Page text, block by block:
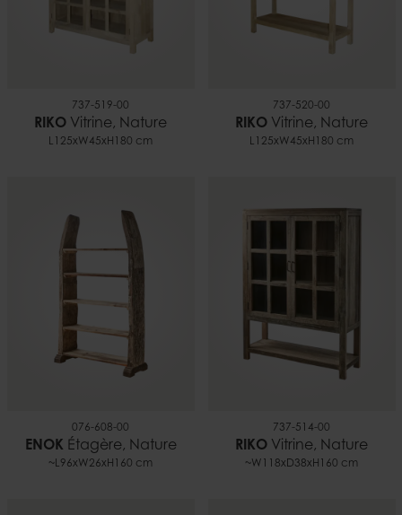
737-519-00
RIKO Vitrine, Nature
L125xW45xH180 cm
737-520-00
RIKO Vitrine, Nature
L125xW45xH180 cm
076-608-00
ENOK Étagère, Nature
~L96xW26xH160 cm
737-514-00
RIKO Vitrine, Nature
~W118xD38xH160 cm